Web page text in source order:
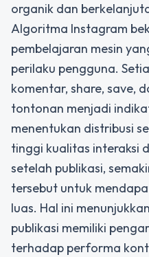
organik dan
Algoritma Instagram
pembelajaran mesin
perilaku pengguna.
komentar, share, save,
tontonan menjadi
menentukan distribusi
tinggi kualitas interaksi
setelah publikasi,
tersebut untuk
luas. Hal ini
publikasi memiliki
terhadap performa